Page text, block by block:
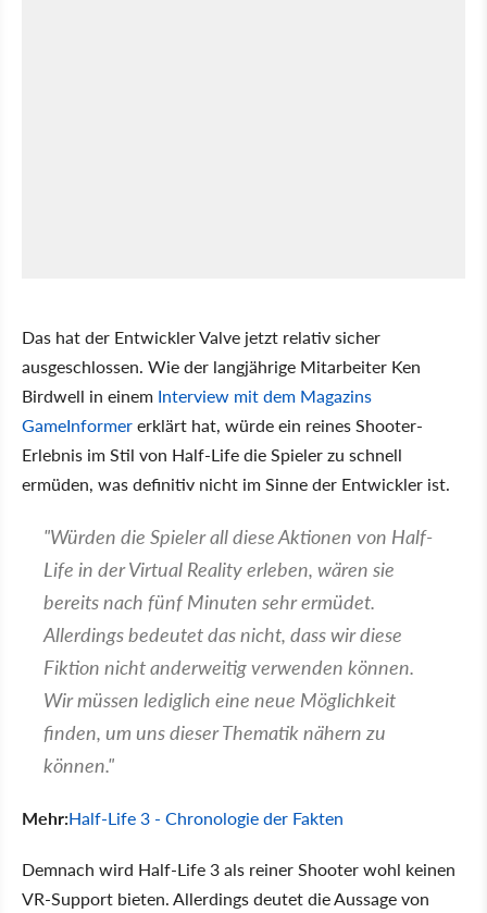
Das hat der Entwickler Valve jetzt relativ sicher
ausgeschlossen. Wie der langjährige Mitarbeiter Ken
Birdwell in einem Interview mit dem Magazins
GameInformererklärt hat, würde ein reines Shooter-
Erlebnis im Stil von Half-Life die Spieler zu schnell
ermüden, was definitiv nicht im Sinne der Entwickler ist.
"Würden die Spieler all diese Aktionen von Half-
Life in der Virtual Reality erleben, wären sie
bereits nach fünf Minuten sehr ermüdet.
Allerdings bedeutet das nicht, dass wir diese
Fiktion nicht anderweitig verwenden können.
Wir müssen lediglich eine neue Möglichkeit
finden, um uns dieser Thematik nähern zu
können."
Mehr:Half-Life 3 - Chronologie der Fakten
Demnach wird Half-Life 3 als reiner Shooter wohl keinen
VR-Support bieten. Allerdings deutet die Aussage von